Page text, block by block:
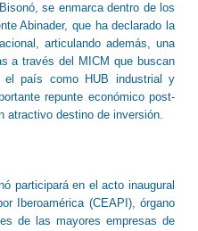
se enmarca dentro de los
Abinader, que ha declarado la
articulando además, una
a través del MICM que buscan
el país como HUB industrial y
repunte económico post-
atractivo destino de inversión.
participará en el acto inaugural
Iberoamérica (CEAPI), órgano
de las mayores empresas de